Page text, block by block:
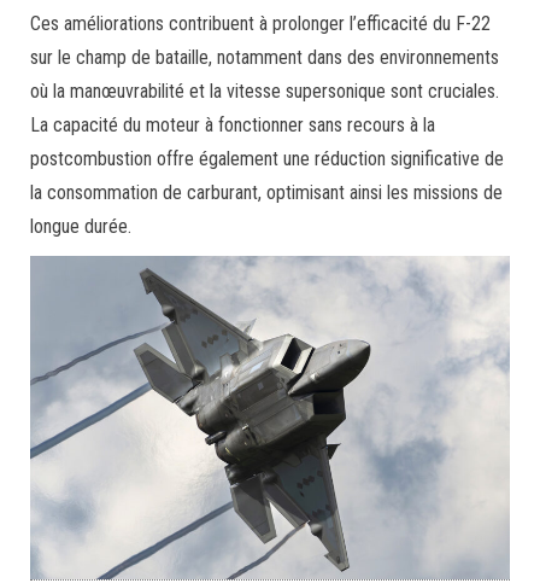
Ces améliorations contribuent à prolonger l’efficacité du F-22
sur le champ de bataille, notamment dans des environnements
où la manœuvrabilité et la vitesse supersonique sont cruciales.
La capacité du moteur à fonctionner sans recours à la
postcombustion offre également une réduction significative de
la consommation de carburant, optimisant ainsi les missions de
longue durée.